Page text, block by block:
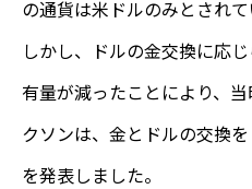
の通貨は米ドルのみとされて
しかし、ドルの金交換に応
有量が減ったことにより、
クソンは、金とドルの交換
を発表しました。